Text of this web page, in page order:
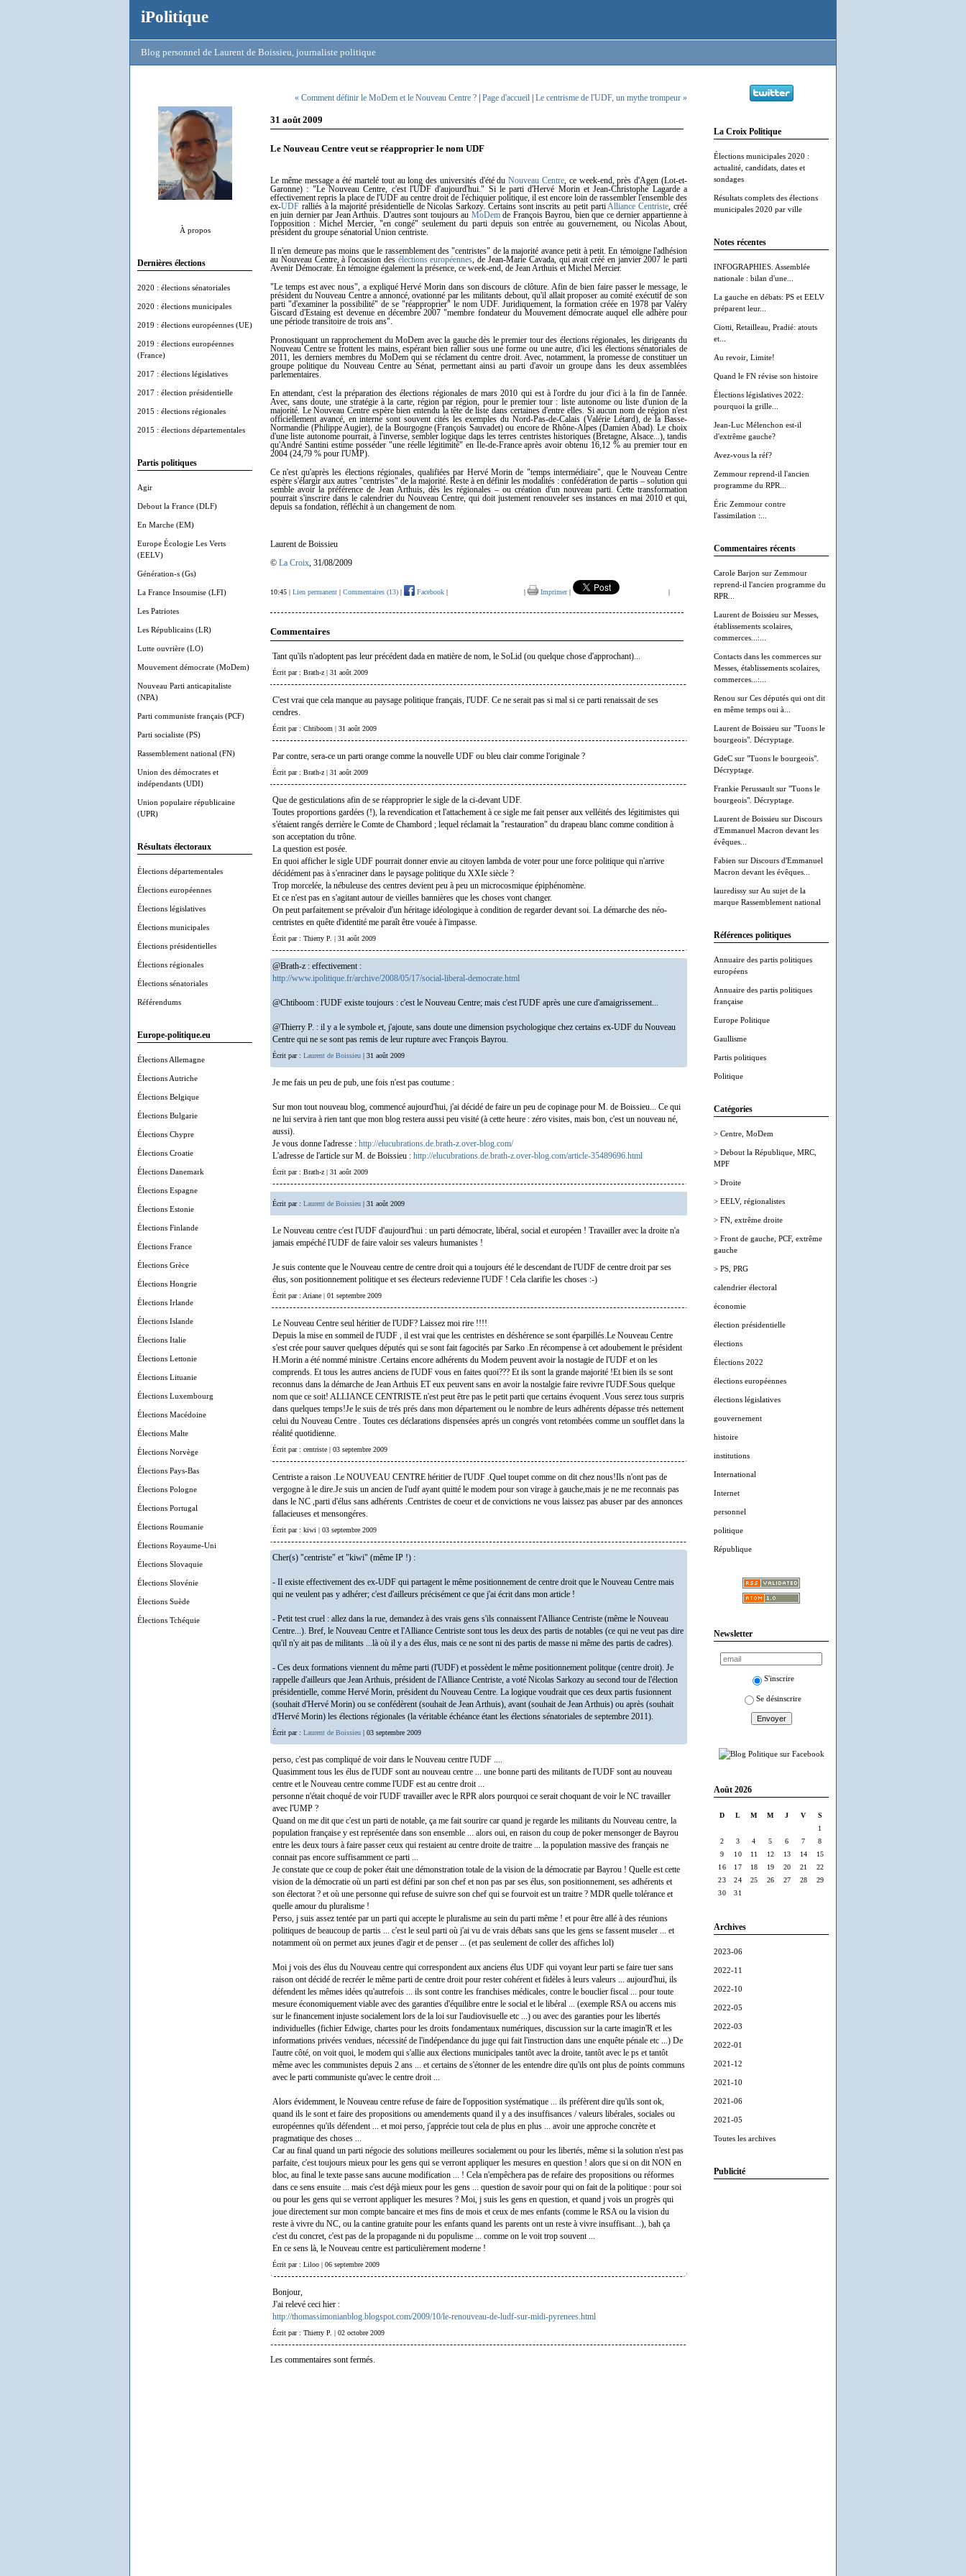
iPolitique
Blog personnel de Laurent de Boissieu, journaliste politique
À propos
Dernières élections
2020 : élections sénatoriales
2020 : élections municipales
2019 : élections européennes (UE)
2019 : élections européennes
(France)
2017 : élections législatives
2017 : élection présidentielle
2015 : élections régionales
2015 : élections départementales
Partis politiques
Agir
Debout la France (DLF)
En Marche (EM)
Europe Écologie Les Verts
(EELV)
Génération-s (Gs)
La France Insoumise (LFI)
Les Patriotes
Les Républicains (LR)
Lutte ouvrière (LO)
Mouvement démocrate (MoDem)
Nouveau Parti anticapitaliste
(NPA)
Parti communiste français (PCF)
Parti socialiste (PS)
Rassemblement national (FN)
Union des démocrates et
indépendants (UDI)
Union populaire républicaine
(UPR)
Résultats électoraux
Élections départementales
Élections européennes
Élections législatives
Élections municipales
Élections présidentielles
Élections régionales
Élections sénatoriales
Référendums
Europe-politique.eu
Élections Allemagne
Élections Autriche
Élections Belgique
Élections Bulgarie
Élections Chypre
Élections Croatie
Élections Danemark
Élections Espagne
Élections Estonie
Élections Finlande
Élections France
Élections Grèce
Élections Hongrie
Élections Irlande
Élections Islande
Élections Italie
Élections Lettonie
Élections Lituanie
Élections Luxembourg
Élections Macédoine
Élections Malte
Élections Norvège
Élections Pays-Bas
Élections Pologne
Élections Portugal
Élections Roumanie
Élections Royaume-Uni
Élections Slovaquie
Élections Slovénie
Élections Suède
Élections Tchéquie
La Croix Politique
Élections municipales 2020 :
actualité, candidats, dates et
sondages
Résultats complets des élections
municipales 2020 par ville
Notes récentes
INFOGRAPHIES. Assemblée
nationale : bilan d'une...
La gauche en débats: PS et EELV
préparent leur...
Ciotti, Retailleau, Pradié: atouts
et...
Au revoir, Limite!
Quand le FN révise son histoire
Élections législatives 2022:
pourquoi la grille...
Jean-Luc Mélenchon est-il
d'extrême gauche?
Avez-vous la réf?
Zemmour reprend-il l'ancien
programme du RPR...
Éric Zemmour contre
l'assimilation :...
Commentaires récents
Carole Barjon sur Zemmour
reprend-il l'ancien programme du
RPR...
Laurent de Boissieu sur Messes,
établissements scolaires,
commerces...:...
Contacts dans les commerces sur
Messes, établissements scolaires,
commerces...:...
Renou sur Ces députés qui ont dit
en même temps oui à...
Laurent de Boissieu sur "Tuons le
bourgeois". Décryptage.
GdeC sur "Tuons le bourgeois".
Décryptage.
Frankie Perussault sur "Tuons le
bourgeois". Décryptage.
Laurent de Boissieu sur Discours
d'Emmanuel Macron devant les
évêques...
Fabien sur Discours d'Emmanuel
Macron devant les évêques...
lauredissy sur Au sujet de la
marque Rassemblement national
Références politiques
Annuaire des partis politiques
européens
Annuaire des partis politiques
française
Europe Politique
Gaullisme
Partis politiques
Politique
Catégories
> Centre, MoDem
> Debout la République, MRC,
MPF
> Droite
> EELV, régionalistes
> FN, extrême droite
> Front de gauche, PCF, extrême
gauche
> PS, PRG
calendrier électoral
économie
élection présidentielle
élections
Élections 2022
élections européennes
élections législatives
gouvernement
histoire
institutions
International
Internet
personnel
politique
République
Newsletter
S'inscrire
Se désinscrire
Août 2026
D L M M J V
S
1
2
3 4 5 6 7
8
9
10 11 12 13 14
15
16
17 18 19 20 21
22
23
24 25 26 27 28
29
30
31
Archives
2023-06
2022-11
2022-10
2022-05
2022-03
2022-01
2021-12
2021-10
2021-06
2021-05
Toutes les archives
Publicité
« Comment définir le MoDem et le Nouveau Centre ? Page d'accueil Le centrisme de l'UDF, un mythe trompeur »
31 août 2009
Le Nouveau Centre veut se réapproprier le nom UDF
Le même message a été martelé tout au long des universités d'été duNouveau Centre , ce week-end, près d'Agen (Lot-et-
Garonne) : "Le Nouveau Centre, c'est l'UDF d'aujourd'hui." Si le parti d'Hervé Morin et Jean-Christophe Lagarde a
effectivement repris la place de l'UDF au centre droit de l'échiquier politique, il est encore loin de rassembler l'ensemble des
ex-UDF ralliés à la majorité présidentielle de Nicolas Sarkozy. Certains sont inscrits au petit parti Alliance Centriste , créé
en juin dernier par Jean Arthuis. D'autres sont toujours au MoDemde François Bayrou, bien que ce dernier appartienne à
l'opposition : Michel Mercier, "en congé" seulement du parti depuis son entrée au gouvernement, ou Nicolas About,
président du groupe sénatorial Union centriste.
Il n'en demeure pas moins que le rassemblement des "centristes" de la majorité avance petit à petit. En témoigne l'adhésion
au Nouveau Centre, à l'occasion des élections européennes , de Jean-Marie Cavada, qui avait créé en janvier 2007 le parti
Avenir Démocrate. En témoigne également la présence, ce week-end, de Jean Arthuis et Michel Mercier.
"Le temps est avec nous", a expliqué Hervé Morin dans son discours de clôture. Afin de bien faire passer le message, le
président du Nouveau Centre a annoncé, ovationné par les militants debout, qu'il allait proposer au comité exécutif de son
parti "d'examiner la possibilité" de se "réapproprier" le nom UDF. Juridiquement, la formation créée en 1978 par Valéry
Giscard d'Estaing est devenue en décembre 2007 "membre fondateur du Mouvement démocrate auquel elle adhère pour
une période transitoire de trois ans".
Pronostiquant un rapprochement du MoDem avec la gauche dès le premier tour des élections régionales, les dirigeants du
Nouveau Centre se frottent les mains, espérant bien rallier sous une forme ou une autre, d'ici les élections sénatoriales de
2011, les derniers membres du MoDem qui se réclament du centre droit. Avec, notamment, la promesse de constituer un
groupe politique du Nouveau Centre au Sénat, permettant ainsi au parti d'avoir un groupe dans les deux assemblées
parlementaires.
En attendant, c'est la préparation des élections régionales de mars 2010 qui est à l'ordre du jour d'ici à la fin de l'année.
Avec, sans doute, une stratégie à la carte, région par région, pour le premier tour : liste autonome ou liste d'union de la
majorité. Le Nouveau Centre espère bien entendu la tête de liste dans certaines d'entre elles. Si aucun nom de région n'est
officiellement avancé, en interne sont souvent cités les exemples du Nord-Pas-de-Calais (Valérie Létard), de la Basse-
Normandie (Philippe Augier), de la Bourgogne (François Sauvadet) ou encore de Rhône-Alpes (Damien Abad). Le choix
d'une liste autonome pourrait, à l'inverse, sembler logique dans les terres centristes historiques (Bretagne, Alsace...), tandis
qu'André Santini estime posséder "une réelle légitimité" en Île-de-France après avoir obtenu 16,12 % au premier tour en
2004 (24,79 % pour l'UMP).
Ce n'est qu'après les élections régionales, qualifiées par Hervé Morin de "temps intermédiaire", que le Nouveau Centre
espère s'élargir aux autres "centristes" de la majorité. Reste à en définir les modalités : confédération de partis – solution qui
semble avoir la préférence de Jean Arthuis, dès les régionales – ou création d'un nouveau parti. Cette transformation
pourrait s'inscrire dans le calendrier du Nouveau Centre, qui doit justement renouveler ses instances en mai 2010 et qui,
depuis sa fondation, réfléchit à un changement de nom.
Laurent de Boissieu
© La Croix , 31/08/2009
10:45 | Lien permanent | Commentaires (13) | Facebook | | Imprimer| |
Commentaires
Tant qu'ils n'adoptent pas leur précédent dada en matière de nom, le SoLid (ou quelque chose d'approchant)...
Écrit par : Brath-z | 31 août 2009
C'est vrai que cela manque au paysage politique français, l'UDF. Ce ne serait pas si mal si ce parti renaissait de ses
cendres.
Écrit par : Chtiboom | 31 août 2009
Par contre, sera-ce un parti orange comme la nouvelle UDF ou bleu clair comme l'originale ?
Écrit par : Brath-z | 31 août 2009
Que de gesticulations afin de se réapproprier le sigle de la ci-devant UDF.
Toutes proportions gardées (!), la revendication et l'attachement à ce sigle me fait penser aux velléités des légitimistes qui
s'étaient rangés derrière le Comte de Chambord ; lequel réclamait la "restauration" du drapeau blanc comme condition à
son acceptation du trône.
La question est posée.
En quoi afficher le sigle UDF pourrait donner envie au citoyen lambda de voter pour une force politique qui n'arrive
décidément pas à s'enraciner dans le paysage politique du XXIe siècle ?
Trop morcelée, la nébuleuse des centres devient peu à peu un microcosmique épiphénomène.
Et ce n'est pas en s'agitant autour de vieilles bannières que les choses vont changer.
On peut parfaitement se prévaloir d'un héritage idéologique à condition de regarder devant soi. La démarche des néo-
centristes en quête d'identité me paraît être vouée à l'impasse.
Écrit par : Thierry P. | 31 août 2009
@Brath-z : effectivement :
http://www.ipolitique.fr/archive/2008/05/17/social-liberal-democrate.html
@Chtiboom : l'UDF existe toujours : c'est le Nouveau Centre; mais c'est l'UDF après une cure d'amaigrissement...
@Thierry P. : il y a le symbole et, j'ajoute, sans doute une dimension psychologique chez certains ex-UDF du Nouveau
Centre qui ne se sont pas remis de leur rupture avec François Bayrou.
Écrit par : Laurent de Boissieu | 31 août 2009
Je me fais un peu de pub, une fois n'est pas coutume :
Sur mon tout nouveau blog, commencé aujourd'hui, j'ai décidé de faire un peu de copinage pour M. de Boissieu... Ce qui
ne lui servira à rien tant que mon blog restera aussi peu visité (à cette heure : zéro visites, mais bon, c'est un nouveau né,
aussi).
Je vous donne l'adresse : http://elucubrations.de.brath-z.over-blog.com/
L'adresse de l'article sur M. de Boissieu : http://elucubrations.de.brath-z.over-blog.com/article-35489696.html
Écrit par : Brath-z | 31 août 2009
Écrit par : Laurent de Boissieu | 31 août 2009
Le Nouveau centre c'est l'UDF d'aujourd'hui : un parti démocrate, libéral, social et européen ! Travailler avec la droite n'a
jamais empéché l'UDF de faire valoir ses valeurs humanistes !
Je suis contente que le Nouveau centre de centre droit qui a toujours été le descendant de l'UDF de centre droit par ses
élus, son positionnement politique et ses électeurs redevienne l'UDF ! Cela clarifie les choses :-)
Écrit par : Ariane | 01 septembre 2009
Le Nouveau Centre seul héritier de l'UDF? Laissez moi rire !!!!
Depuis la mise en sommeil de l'UDF , il est vrai que les centristes en déshérence se sont éparpillés.Le Nouveau Centre
s'est crée pour sauver quelques députés qui se sont fait fagocités par Sarko .En récompense à cet adoubement le président
H.Morin a été nommé ministre .Certains encore adhérents du Modem peuvent avoir la nostagie de l'UDF et on les
comprends. Et tous les autres anciens de l'UDF vous en faites quoi??? Et ils sont la grande majorité !Et bien ils se sont
reconnus dans la démarche de Jean Arthuis ET eux peuvent sans en avoir la nostalgie faire revivre l'UDF.Sous quelque
nom que ce soit! ALLIANCE CENTRISTE n'est peut être pas le petit parti que certains évoquent .Vous serez tous surpris
dans quelques temps!Je le suis de trés prés dans mon département ou le nombre de leurs adhérents dépasse trés nettement
celui du Nouveau Centre . Toutes ces déclarations dispensées aprés un congrés vont retombées comme un soufflet dans la
réalité quotidienne.
Écrit par : centriste | 03 septembre 2009
Centriste a raison .Le NOUVEAU CENTRE héritier de l'UDF .Quel toupet comme on dit chez nous!Ils n'ont pas de
vergogne à le dire.Je suis un ancien de l'udf ayant quitté le modem pour son virage à gauche,mais je ne me reconnais pas
dans le NC ,parti d'élus sans adhérents .Centristes de coeur et de convictions ne vous laissez pas abuser par des annonces
fallacieuses et mensongéres.
Écrit par : kiwi | 03 septembre 2009
Cher(s) "centriste" et "kiwi" (même IP !) :
- Il existe effectivement des ex-UDF qui partagent le même positionnement de centre droit que le Nouveau Centre mais
qui ne veulent pas y adhérer; c'est d'ailleurs précisément ce que j'ai écrit dans mon article !
- Petit test cruel : allez dans la rue, demandez à des vrais gens s'ils connaissent l'Alliance Centriste (même le Nouveau
Centre...). Bref, le Nouveau Centre et l'Alliance Centriste sont tous les deux des partis de notables (ce qui ne veut pas dire
qu'il n'y ait pas de militants ...là où il y a des élus, mais ce ne sont ni des partis de masse ni même des partis de cadres).
- Ces deux formations viennent du même parti (l'UDF) et possèdent le même positionnement politque (centre droit). Je
rappelle d'ailleurs que Jean Arthuis, président de l'Alliance Centriste, a voté Nicolas Sarkozy au second tour de l'élection
présidentielle, comme Hervé Morin, président du Nouveau Centre. La logique voudrait que ces deux partis fusionnent
(souhait d'Hervé Morin) ou se confédèrent (souhait de Jean Arthuis), avant (souhait de Jean Arthuis) ou après (souhait
d'Hervé Morin) les élections régionales (la véritable échéance étant les élections sénatoriales de septembre 2011).
Écrit par : Laurent de Boissieu | 03 septembre 2009
perso, c'est pas compliqué de voir dans le Nouveau centre l'UDF ....
Quasimment tous les élus de l'UDF sont au nouveau centre ... une bonne parti des militants de l'UDF sont au nouveau
centre et le Nouveau centre comme l'UDF est au centre droit ...
personne n'était choqué de voir l'UDF travailler avec le RPR alors pourquoi ce serait choquant de voir le NC travailler
avec l'UMP ?
Quand on me dit que c'est un parti de notable, ça me fait sourire car quand je regarde les militants du Nouveau centre, la
population française y est représentée dans son ensemble ... alors oui, en raison du coup de poker mensonger de Bayrou
entre les deux tours à faire passer ceux qui restaient au centre droite de traitre ... la population massive des français ne
connait pas encore suffisamment ce parti ...
Je constate que ce coup de poker était une démonstration totale de la vision de la démocratie par Bayrou ! Quelle est cette
vision de la démocratie où un parti est défini par son chef et non pas par ses élus, son positionnement, ses adhérents et
son électorat ? et où une personne qui refuse de suivre son chef qui se fourvoit est un traitre ? MDR quelle tolérance et
quelle amour du pluralisme !
Perso, j suis assez tentée par un parti qui accepte le pluralisme au sein du parti même ! et pour être allé à des réunions
politiques de beaucoup de partis ... c'est le seul parti où j'ai vu de vrais débats sans que les gens se fassent museler ... et
notamment où on permet aux jeunes d'agir et de penser ... (et pas seulement de coller des affiches lol)
Moi j vois des élus du Nouveau centre qui correspondent aux anciens élus UDF qui voyant leur parti se faire tuer sans
raison ont décidé de recréer le même parti de centre droit pour rester cohérent et fidèles à leurs valeurs ... aujourd'hui, ils
défendent les mêmes idées qu'autrefois ... ils sont contre les franchises médicales, contre le bouclier fiscal ... pour toute
mesure économiquement viable avec des garanties d'équilibre entre le social et le libéral ... (exemple RSA ou accens mis
sur le financement injuste socialement lors de la loi sur l'audiovisuelle etc ...) ou avec des garanties pour les libertés
individuelles (fichier Edwige, chartes pour les droits fondamentaux numériques, discussion sur la carte imagin'R et les
informations privées vendues, nécessité de l'indépendance du juge qui fait l'instruction dans une enquête pénale etc ...) De
l'autre côté, on voit quoi, le modem qui s'allie aux élections municipales tantôt avec la droite, tantôt avec le ps et tantôt
même avec les communistes depuis 2 ans ... et certains de s'étonner de les entendre dire qu'ils ont plus de points communs
avec le parti communiste qu'avec le centre droit ...
Alors évidemment, le Nouveau centre refuse de faire de l'opposition systématique ... ils préfèrent dire qu'ils sont ok,
quand ils le sont et faire des propositions ou amendements quand il y a des insuffisances / valeurs libérales, sociales ou
européennes qu'ils défendent ... et moi perso, j'apprécie tout cela de plus en plus ... avoir une approche concrète et
pragmatique des choses ...
Car au final quand un parti négocie des solutions meilleures socialement ou pour les libertés, même si la solution n'est pas
parfaite, c'est toujours mieux pour les gens qui se verront appliquer les mesures en question ! alors que si on dit NON en
bloc, au final le texte passe sans aucune modification ... ! Cela n'empêchera pas de refaire des propositions ou réformes
dans ce sens ensuite ... mais c'est déjà mieux pour les gens ... question de savoir pour qui on fait de la politique : pour soi
ou pour les gens qui se verront appliquer les mesures ? Moi, j suis les gens en question, et quand j vois un progrès qui
joue directement sur mon compte bancaire et mes fins de mois et ceux de mes enfants (comme le RSA ou la vision du
reste à vivre du NC, ou la cantine gratuite pour les enfants quand les parents ont un reste à vivre insuffisant...), bah ça
c'est du concret, c'est pas de la propagande ni du populisme ... comme on le voit trop souvent ...
En ce sens là, le Nouveau centre est particulièrement moderne !
Écrit par : Liloo | 06 septembre 2009
Bonjour,
J'ai relevé ceci hier :
http://thomassimonianblog.blogspot.com/2009/10/le-renouveau-de-ludf-sur-midi-pyrenees.html
Écrit par : Thierry P. | 02 octobre 2009
Les commentaires sont fermés.